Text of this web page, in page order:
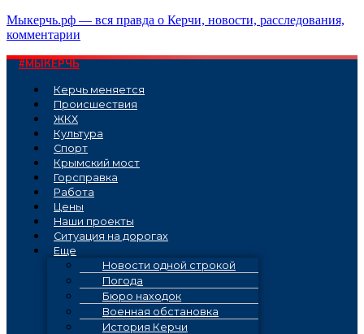
Перейти
к
Мыкерчь.рф — вся правда о Керчи, новости, расследования,
комментарии
#МЫКЕРЧЬ
Керчь меняется
Проиcшествия
ЖКХ
Культура
Спорт
Крымский мост
Горсправка
Работа
Цены
Наши проекты
Ситуация на дорогах
Еще
Новости одной строкой
Погода
Бюро находок
Военная обстановка
История Керчи